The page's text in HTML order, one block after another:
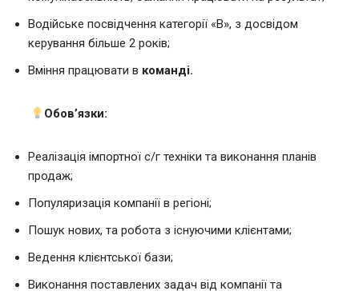
Водійське посвідчення категорії «В», з досвідом
керування більше 2 років;
Вміння працювати в команді.
Обов’язки:
Реалізація імпортної с/г техніки та виконання планів
продаж;
Популяризація компанії в регіоні;
Пошук нових, та робота з існуючими клієнтами;
Ведення клієнтської бази;
Виконання поставлених задач від компанії та